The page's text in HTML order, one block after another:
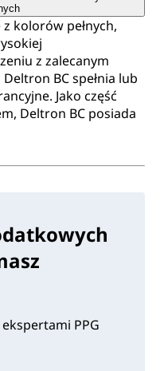
z kolorów pełnych,
z zalecanym
BC spełnia lub
Jako część
Deltron BC posiada
PPG